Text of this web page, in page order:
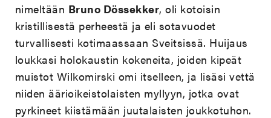
nimeltään Bruno Dössekker, oli kotoisin
kristillisestä perheestä ja eli sotavuodet
turvallisesti kotimaassaan Sveitsissä. Huijaus
loukkasi holokaustin kokeneita, joiden kipeät
muistot Wilkomirski omi itselleen, ja lisäsi vettä
niiden äärioikeistolaisten myllyyn, jotka ovat
pyrkineet kiistämään juutalaisten joukkotuhon.